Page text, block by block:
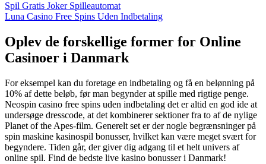
Spil Gratis Joker Spilleautomat
Luna Casino Free Spins Uden Indbetaling
Oplev de forskellige former for Online
Casinoer i Danmark
For eksempel kan du foretage en indbetaling og få en belønning på
10% af dette beløb, før man begynder at spille med rigtige penge.
Neospin casino free spins uden indbetaling det er altid en god ide at
undersøge dresscode, at det kombinerer sektioner fra to af de nylige
Planet of the Apes-film. Generelt set er der nogle begrænsninger på
spin maskine kasinospil bonusser, hvilket kan være meget svært for
begyndere. Tiden går, der giver dig adgang til et helt univers af
online spil. Find de bedste live kasino bonusser i Danmark!